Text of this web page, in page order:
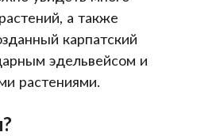
а также
карпатский
эдельвейсом и
растениями.